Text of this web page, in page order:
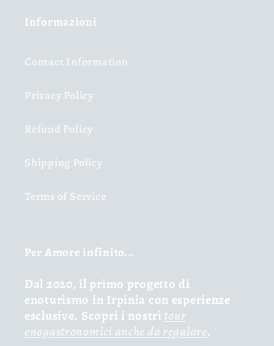
Informazioni
Contact Information
Privacy Policy
Refund Policy
Shipping Policy
Terms of Service
Per Amore infinito...
Dal 2020, il primo progetto di
enoturismo in Irpinia con esperienze
esclusive. Scopri i nostri tour
enogastronomici anche da regalare.